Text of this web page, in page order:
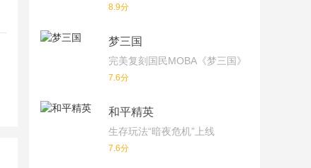
8.9分
梦三国
完美复刻国民MOBA《梦三国》端游！
7.6分
和平精英
生存玩法“暗夜危机”上线
7.6分